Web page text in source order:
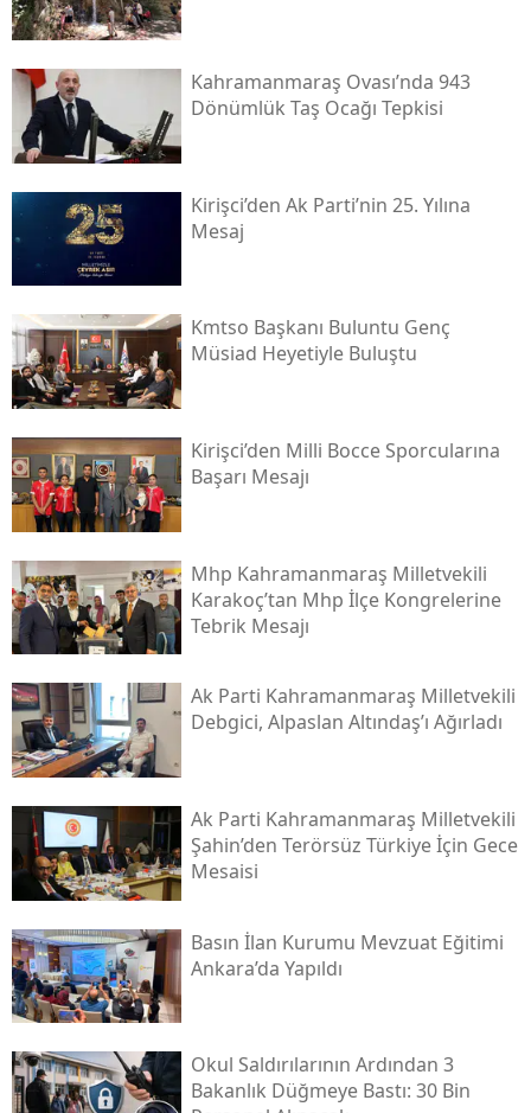
Kahramanmaraş Ovası’nda 943
Dönümlük Taş Ocağı Tepkisi
Kirişci’den Ak Parti’nin 25. Yılına
Mesaj
Kmtso Başkanı Buluntu Genç
Müsi̇ad Heyetiyle Buluştu
Kirişci’den Milli Bocce Sporcularına
Başarı Mesajı
Mhp Kahramanmaraş Milletvekili
Karakoç’tan Mhp İlçe Kongrelerine
Tebrik Mesajı
Ak Parti Kahramanmaraş Milletvekili
Debgici, Alpaslan Altındaş’ı Ağırladı
Ak Parti Kahramanmaraş Milletvekili
Şahin’den Terörsüz Türkiye İçin Gece
Mesaisi
Basın İlan Kurumu Mevzuat Eğitimi
Ankara’da Yapıldı
Okul Saldırılarının Ardından 3
Bakanlık Düğmeye Bastı: 30 Bin